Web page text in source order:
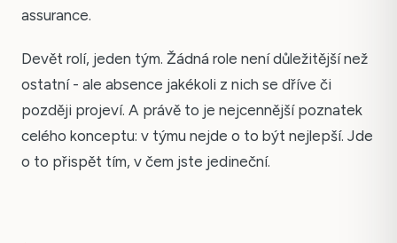
assurance.
Devět rolí, jeden tým. Žádná role není důležitější než
ostatní - ale absence jakékoli z nich se dříve či
později projeví. A právě to je nejcennější poznatek
celého konceptu: v týmu nejde o to být nejlepší. Jde
o to přispět tím, v čem jste jedineční.